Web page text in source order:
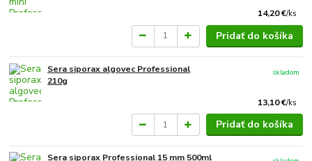
14,20 €/ks
Pridať do košíka
Sera siporax algovec Professional
210g
13,10 €/ks
skladom
Pridať do košíka
Sera siporax Professional 15 mm 500ml